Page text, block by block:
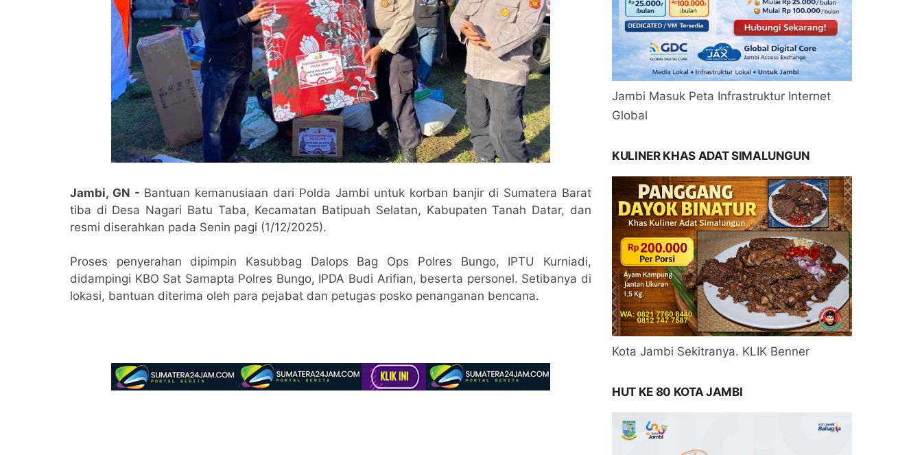
Jambi, GN - Bantuan kemanusiaan dari Polda Jambi untuk korban banjir di Sumatera Barat
tiba di Desa Nagari Batu Taba, Kecamatan Batipuah Selatan, Kabupaten Tanah Datar, dan
resmi diserahkan pada Senin pagi (1/12/2025).
Proses penyerahan dipimpin Kasubbag Dalops Bag Ops Polres Bungo, IPTU Kurniadi,
didampingi KBO Sat Samapta Polres Bungo, IPDA Budi Arifian, beserta personel. Setibanya di
lokasi, bantuan diterima oleh para pejabat dan petugas posko penanganan bencana.
Jambi Masuk Peta Infrastruktur Internet
Global
KULINER KHAS ADAT SIMALUNGUN
Kota Jambi Sekitranya. KLIK Benner
HUT KE 80 KOTA JAMBI